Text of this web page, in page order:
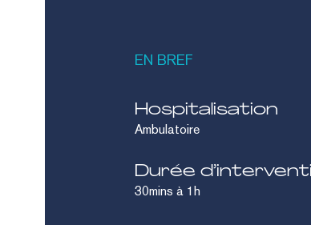
EN BREF
Hospitalisation
Ambulatoire
Durée
30mins à 1h